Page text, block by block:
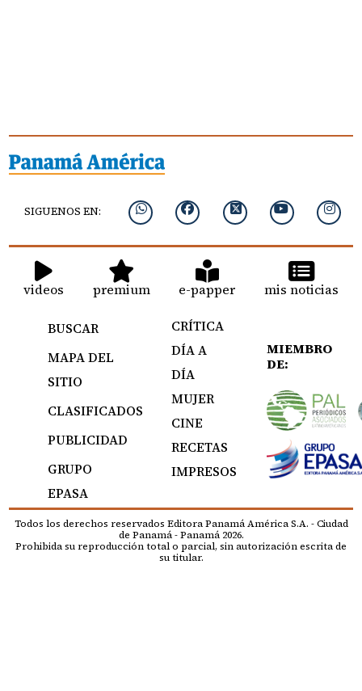
SIGUENOS EN:
videos premium e-papper mis noticias
BUSCAR
MAPA DEL
SITIO
CLASIFICADOS
PUBLICIDAD
GRUPO
EPASA
CRÍTICA
DÍA A
DÍA
MUJER
CINE
RECETAS
IMPRESOS
MIEMBRO
DE:
Todos los derechos reservados Editora Panamá América S.A. - Ciudad
de Panamá - Panamá 2026.
Prohibida su reproducción total o parcial, sin autorización escrita de
su titular.